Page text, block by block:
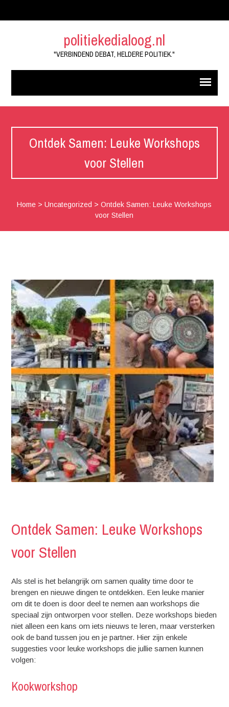
politiekedialoog.nl
"VERBINDEND DEBAT, HELDERE POLITIEK."
Ontdek Samen: Leuke Workshops
voor Stellen
Home >Uncategorized >Ontdek Samen: Leuke Workshops
voor Stellen
Ontdek Samen: Leuke Workshops
voor Stellen
Als stel is het belangrijk om samen quality time door te
brengen en nieuwe dingen te ontdekken. Een leuke manier
om dit te doen is door deel te nemen aan workshops die
speciaal zijn ontworpen voor stellen. Deze workshops bieden
niet alleen een kans om iets nieuws te leren, maar versterken
ook de band tussen jou en je partner. Hier zijn enkele
suggesties voor leuke workshops die jullie samen kunnen
volgen:
Kookworkshop